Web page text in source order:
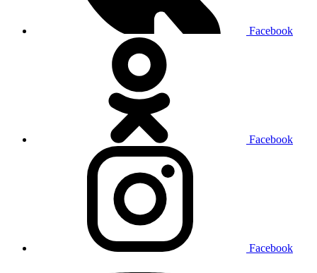
Facebook
Facebook
Facebook